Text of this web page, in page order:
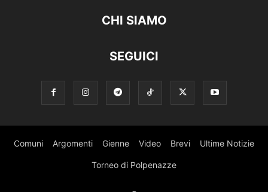
CHI SIAMO
SEGUICI
Comuni Argomenti Gienne Video Brevi Ultime Notizie
Torneo di Polpenazze